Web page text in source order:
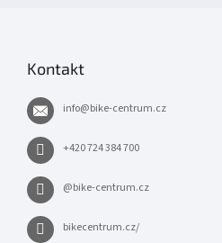
Kontakt
info@bike-centrum.cz
+420 724 384 700
@bike-centrum.cz
bikecentrum.cz/